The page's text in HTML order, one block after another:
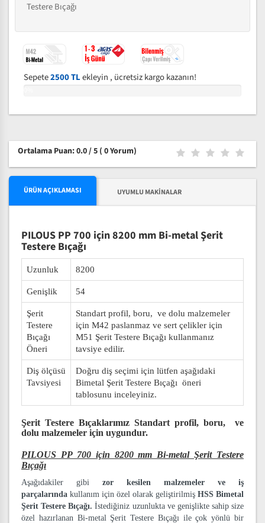
Testere Bıçağı
Sepete2500 TLekleyin , ücretsiz kargo kazanın!
Ortalama Puan: 0.0 / 5 ( 0 Yorum)
ÜRÜN AÇIKLAMASI UYUMLU MAKINALAR
PILOUS PP 700 için 8200 mm Bi-metal Şerit
Testere Bıçağı
Uzunluk 8200
Genişlik 54
Şerit
Testere
Bıçağı
Öneri
Standart profil, boru, ve dolu malzemeler
için M42 paslanmaz ve sert çelikler için
M51 Şerit Testere Bıçağı kullanmanız
tavsiye edilir.
Diş ölçüsü
Tavsiyesi
Doğru diş seçimi için lütfen aşağıdaki
Bimetal Şerit Testere Bıçağı öneri
tablosunu inceleyiniz.
Şerit Testere Bıçaklarımız Standart profil, boru, ve
dolu malzemeler için uygundur.
PILOUS PP 700 için 8200 mm Bi-metal Şerit Testere
Bıçağı
Aşağıdakiler gibi zor kesilen malzemeler ve iş
parçalarında kullanım için özel olarak geliştirilmiş HSS Bimetal
Şerit Testere Bıçağı.İstediğiniz uzunlukta ve genişlikte sahip size
özel hazırlanan Bi-metal Şerit Testere Bıçağı ile çok yönlü bir